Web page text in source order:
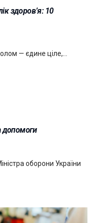
здоров’я: 10
— єдине ціле,…
допомоги
оборони України